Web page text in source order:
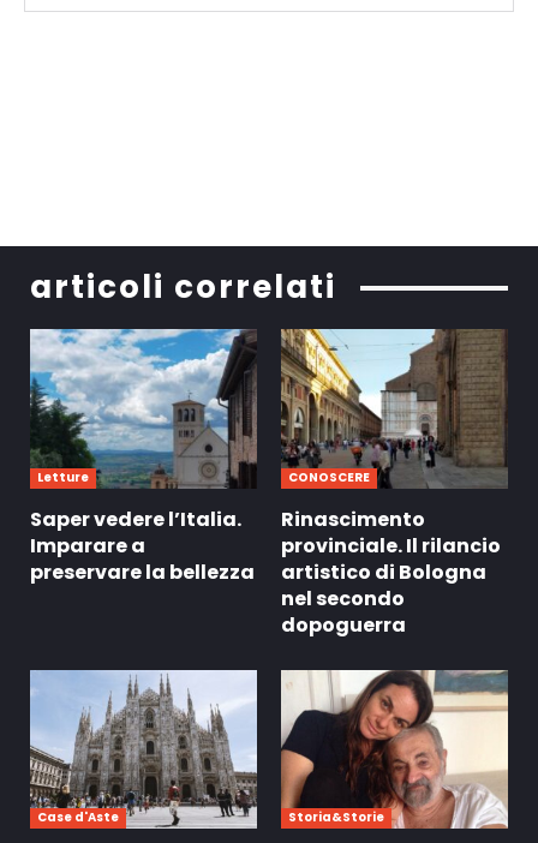
articoli correlati
Letture
Saper vedere l’Italia.
Imparare a
preservare la bellezza
CONOSCERE
Rinascimento
provinciale. Il rilancio
artistico di Bologna
nel secondo
dopoguerra
Case d'Aste Storia&Storie